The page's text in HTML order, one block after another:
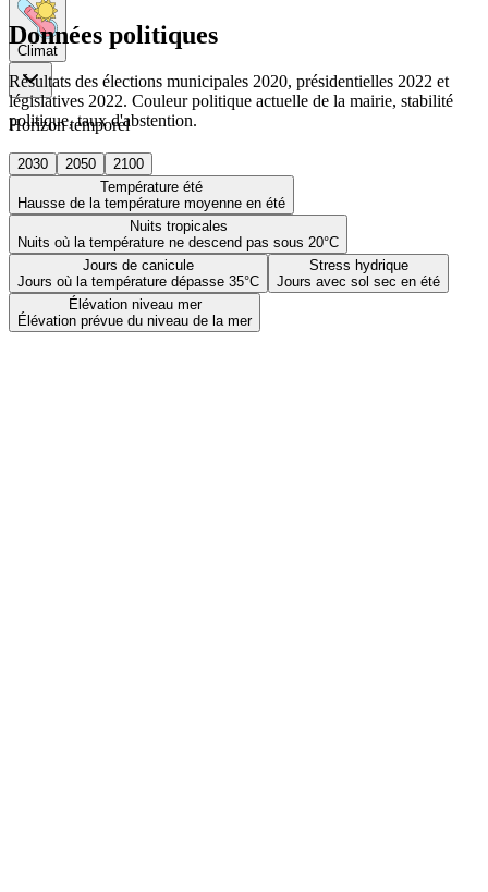
Climat
Horizon temporel
2030 2050
2100
Température été
Hausse de la température moyenne en été
Nuits tropicales
Nuits où la température ne descend pas sous 20°C
Jours de canicule
Jours où la température dépasse 35°C
Stress hydrique
Jours avec sol sec en été
Élévation niveau mer
Élévation prévue du niveau de la mer
Données politiques
Résultats des élections municipales 2020, présidentielles 2022 et
législatives 2022. Couleur politique actuelle de la mairie, stabilité
politique, taux d'abstention.